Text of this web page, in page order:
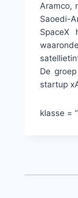
Aramco,
Saoedi-
SpaceX
De
startup
klasse =